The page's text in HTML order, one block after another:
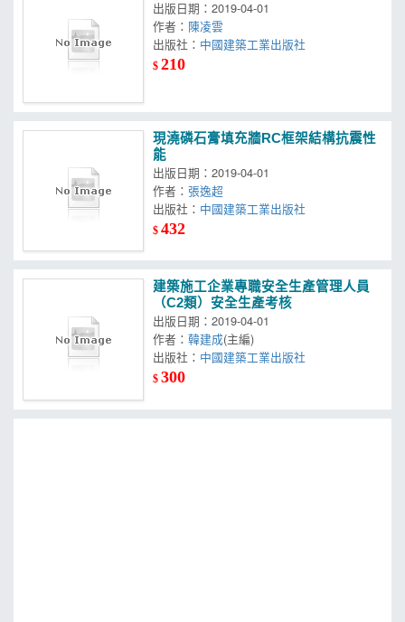
出版日期：2019-04-01
作者： 陳凌雲
出版社： 中國建築工業出版社
$210
現澆磷石膏填充牆RC框架結構抗震性
能
出版日期：2019-04-01
作者：張逸超
出版社： 中國建築工業出版社
$432
建築施工企業專職安全生產管理人員
（C2類）安全生產考核
出版日期：2019-04-01
作者：韓建成(主編)
出版社： 中國建築工業出版社
$300